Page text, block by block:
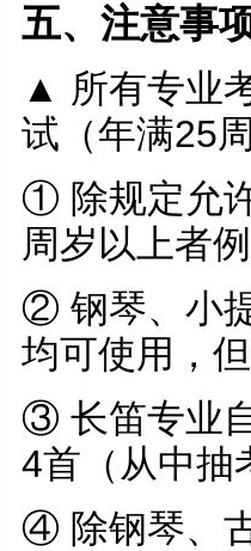
五、注意事
▲ 所有专业
试（年满25
① 除规定允
周岁以上者
② 钢琴、小
均可使用，
③ 长笛专业
4首（从中抽
④ 除钢琴、